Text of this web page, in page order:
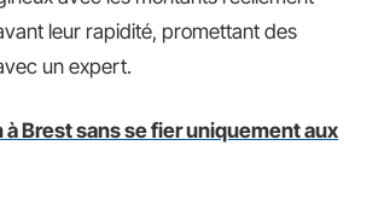
leur rapidité, promettant des
un expert.
Brest sans se fier uniquement aux